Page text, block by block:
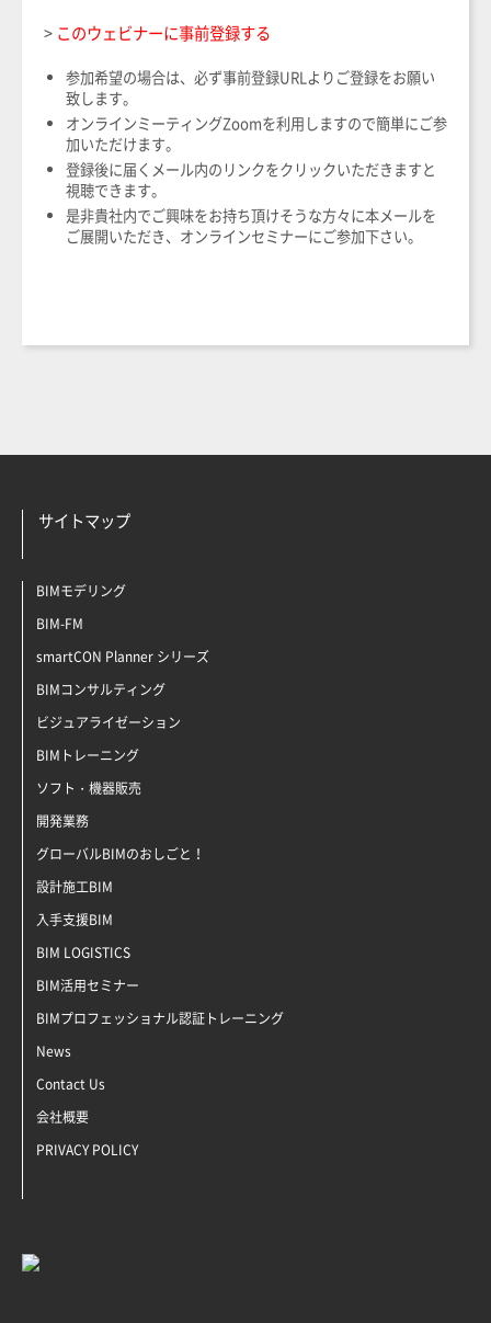
> このウェビナーに事前登録する
参加希望の場合は、必ず事前登録URLよりご登録をお願い
致します。
オンラインミーティングZoomを利用しますので簡単にご参
加いただけます。
登録後に届くメール内のリンクをクリックいただきますと
視聴できます。
是非貴社内でご興味をお持ち頂けそうな方々に本メールを
ご展開いただき、オンラインセミナーにご参加下さい。
サイトマップ
BIMモデリング
BIM-FM
smartCON Planner シリーズ
BIMコンサルティング
ビジュアライゼーション
BIMトレーニング
ソフト・機器販売
開発業務
グローバルBIMのおしごと！
設計施工BIM
入手支援BIM
BIM LOGISTICS
BIM活用セミナー
BIMプロフェッショナル認証トレーニング
News
Contact Us
会社概要
PRIVACY POLICY